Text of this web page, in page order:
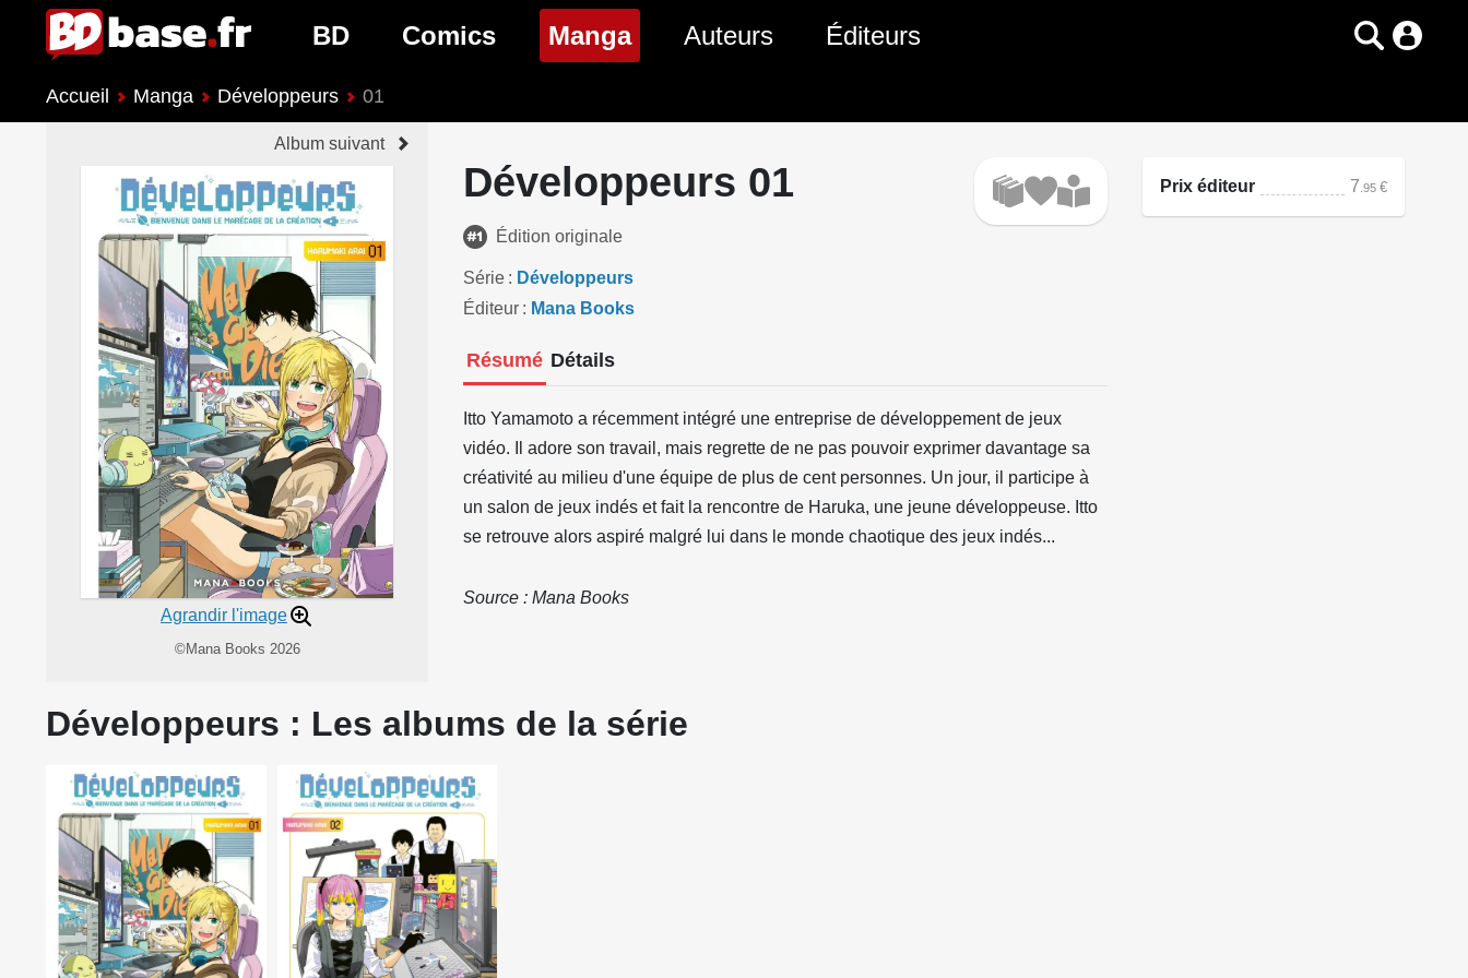
BD
Nouveautés BD
Prochaines sorties BD
Genres BD
Comics Manga(page courante)
Genres Manga
Auteurs Éditeurs
Accueil Manga Développeurs 01
Album suivant
Agrandir l'image
©Mana Books 2026
Développeurs 01
Édition originale
Série
Développeurs
Éditeur
Mana Books
Résumé Détails
Itto Yamamoto a récemment intégré une entreprise de développement de jeux
vidéo. Il adore son travail, mais regrette de ne pas pouvoir exprimer davantage sa
créativité au milieu d'une équipe de plus de cent personnes. Un jour, il participe à
un salon de jeux indés et fait la rencontre de Haruka, une jeune développeuse. Itto
se retrouve alors aspiré malgré lui dans le monde chaotique des jeux indés...
Source : Mana Books
Prix éditeur 7 .95 €
Développeurs : Les albums de la série